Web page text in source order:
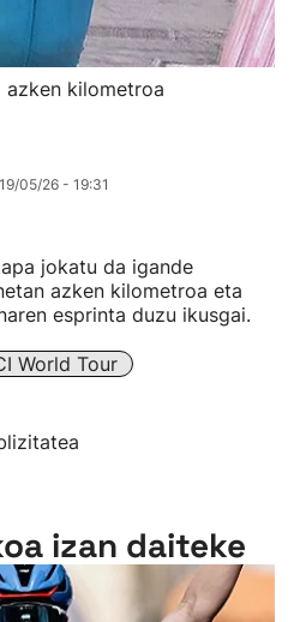
azken kilometroa
05/26 - 19:31
jokatu da igande
azken kilometroa eta
esprinta duzu ikusgai.
World Tour
izan daiteke